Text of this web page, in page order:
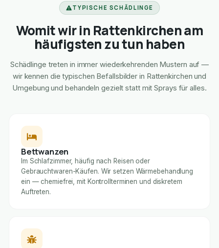
TYPISCHE SCHÄDLINGE
Womit wir in Rattenkirchen am
häufigsten zu tun haben
Schädlinge treten in immer wiederkehrenden Mustern auf —
wir kennen die typischen Befallsbilder in Rattenkirchen und
Umgebung und behandeln gezielt statt mit Sprays für alles.
Bettwanzen
Im Schlafzimmer, häufig nach Reisen oder
Gebrauchtwaren-Käufen. Wir setzen Wärmebehandlung
ein — chemiefrei, mit Kontrollterminen und diskretem
Auftreten.